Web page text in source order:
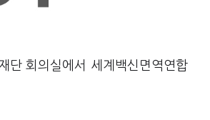
단 회의실에서 세계백신면역연합